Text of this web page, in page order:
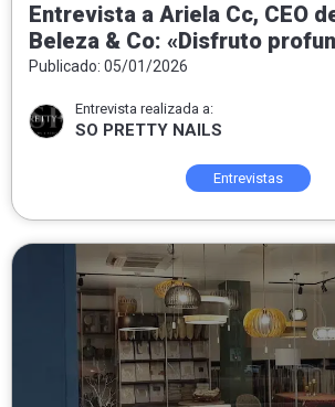
Entrevista a Ariela Cc, CEO
Beleza & Co: «Disfruto
entregar felicidad a las
Publicado: 05/01/2026
Entrevista realizada a:
SO PRETTY NAILS
Entrevistas